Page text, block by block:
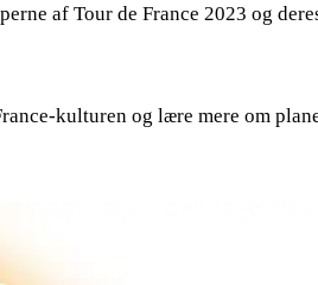
af Tour de France 2023 og
kulturen og lære mere om